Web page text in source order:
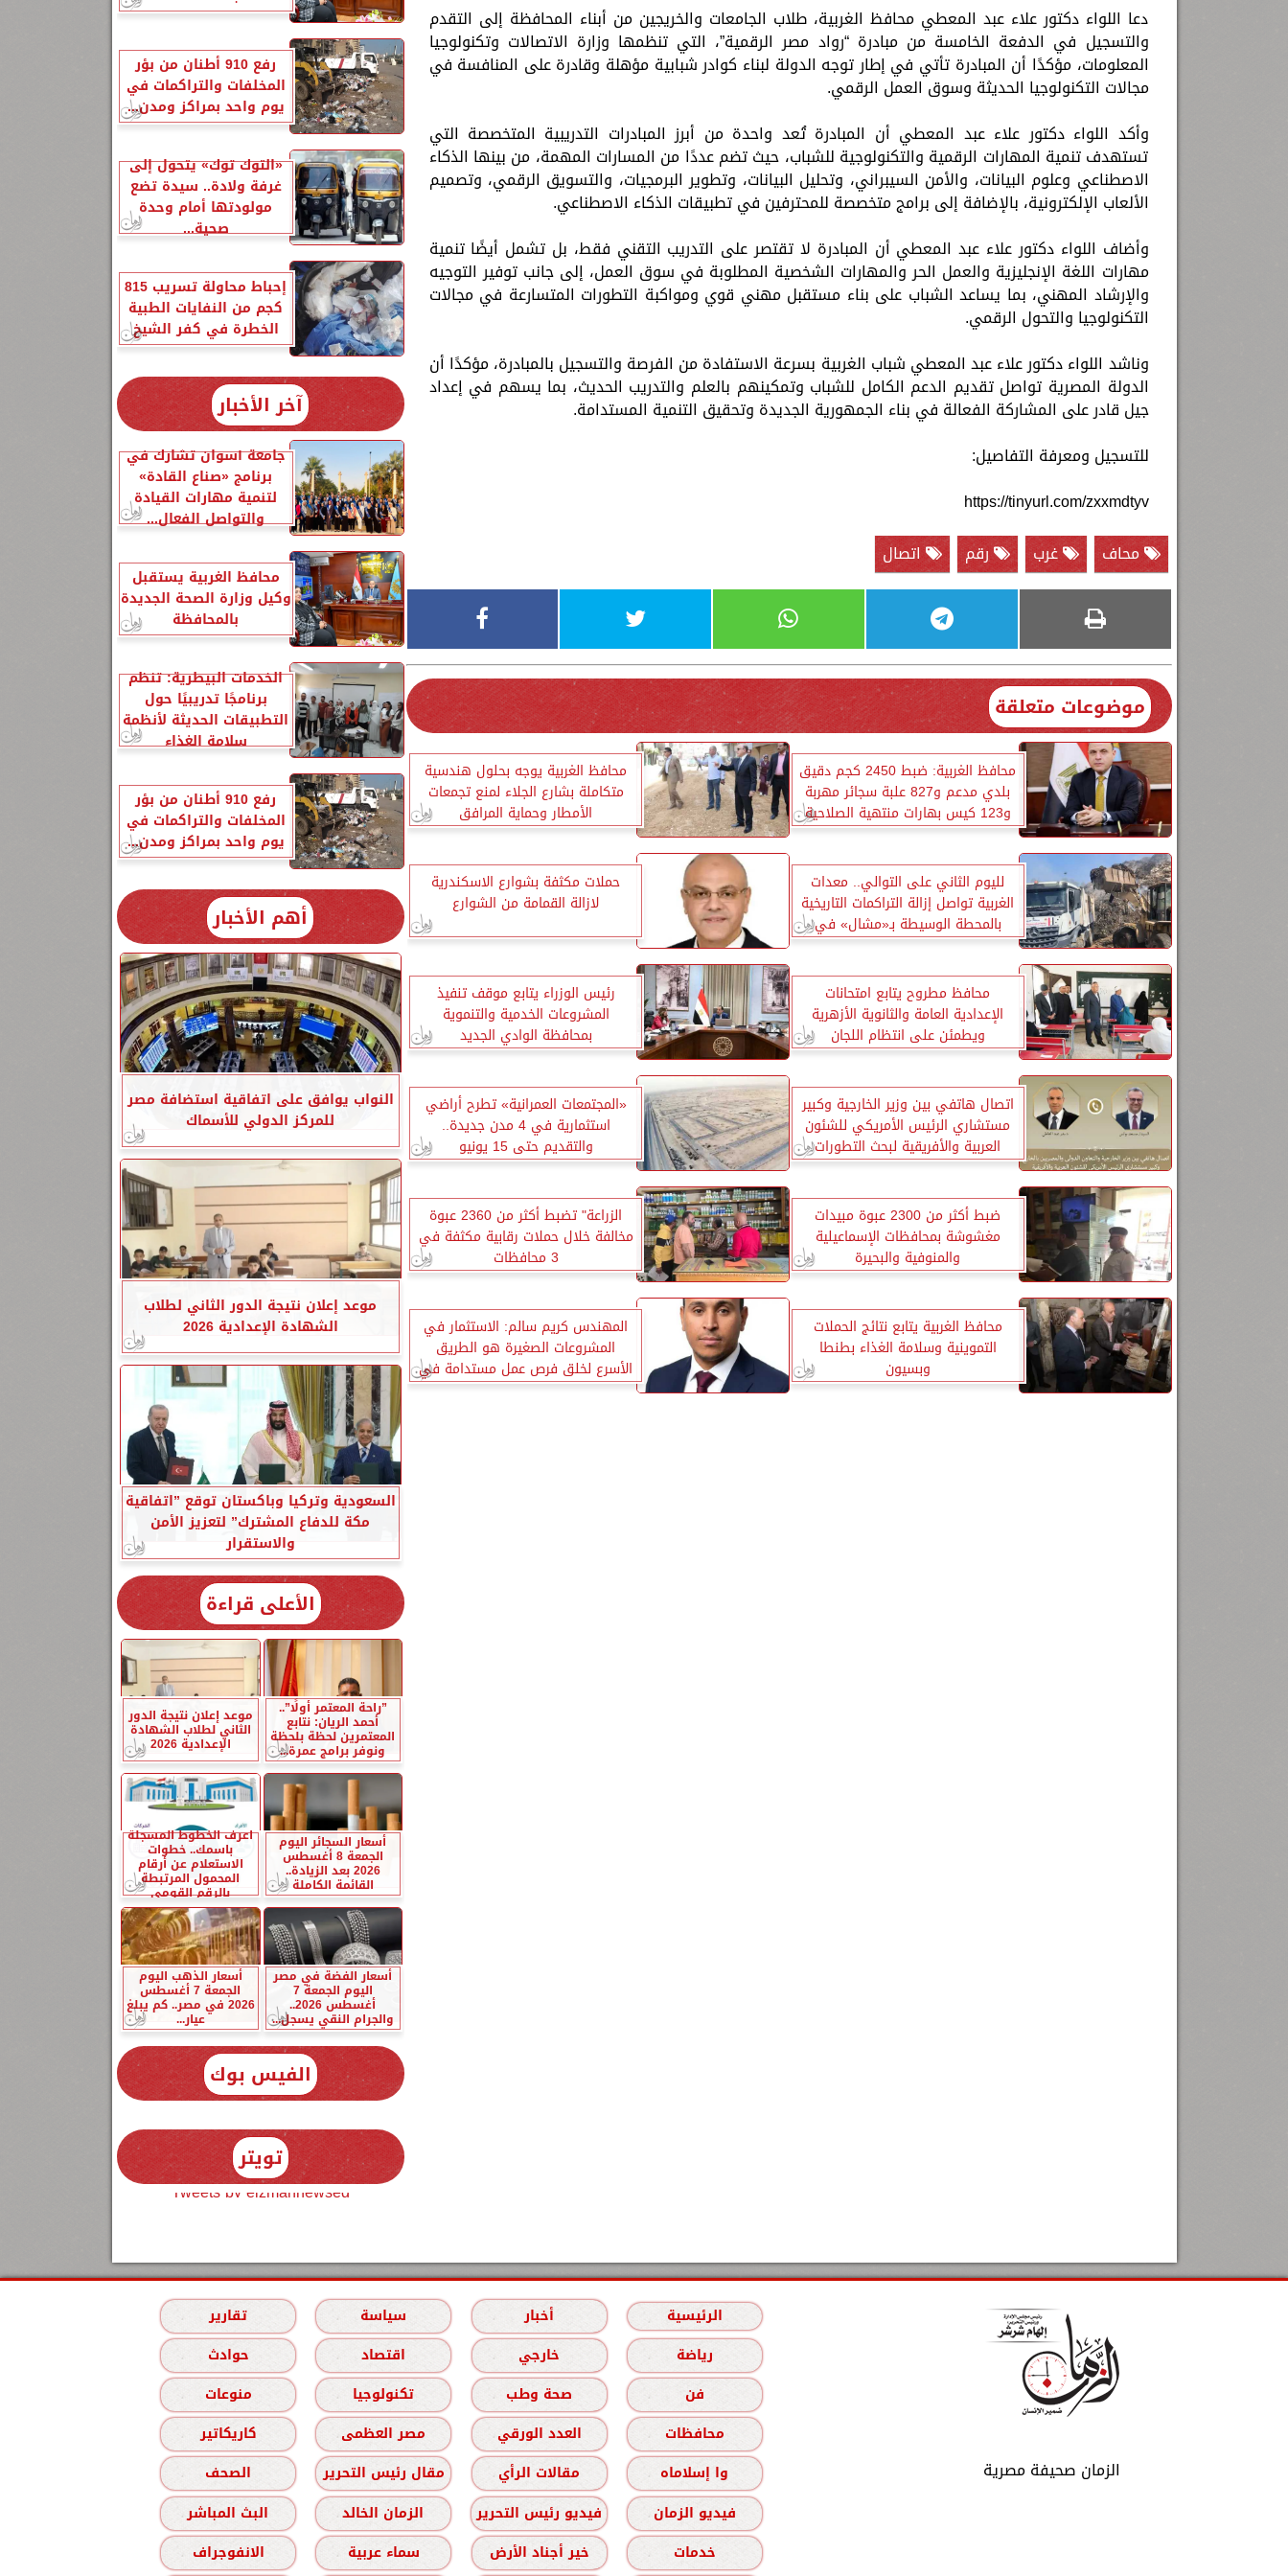
دعا اللواء دكتور علاء عبد المعطي محافظ الغربية، طلاب الجامعات والخريجين من أبناء المحافظة إلى التقدم
والتسجيل في الدفعة الخامسة من مبادرة “رواد مصر الرقمية”، التي تنظمها وزارة الاتصالات وتكنولوجيا
المعلومات، مؤكدًا أن المبادرة تأتي في إطار توجه الدولة لبناء كوادر شبابية مؤهلة وقادرة على المنافسة في
مجالات التكنولوجيا الحديثة وسوق العمل الرقمي.
وأكد اللواء دكتور علاء عبد المعطي أن المبادرة تُعد واحدة من أبرز المبادرات التدريبية المتخصصة التي
تستهدف تنمية المهارات الرقمية والتكنولوجية للشباب، حيث تضم عددًا من المسارات المهمة، من بينها الذكاء
الاصطناعي وعلوم البيانات، والأمن السيبراني، وتحليل البيانات، وتطوير البرمجيات، والتسويق الرقمي، وتصميم
الألعاب الإلكترونية، بالإضافة إلى برامج متخصصة للمحترفين في تطبيقات الذكاء الاصطناعي.
وأضاف اللواء دكتور علاء عبد المعطي أن المبادرة لا تقتصر على التدريب التقني فقط، بل تشمل أيضًا تنمية
مهارات اللغة الإنجليزية والعمل الحر والمهارات الشخصية المطلوبة في سوق العمل، إلى جانب توفير التوجيه
والإرشاد المهني، بما يساعد الشباب على بناء مستقبل مهني قوي ومواكبة التطورات المتسارعة في مجالات
التكنولوجيا والتحول الرقمي.
وناشد اللواء دكتور علاء عبد المعطي شباب الغربية بسرعة الاستفادة من الفرصة والتسجيل بالمبادرة، مؤكدًا أن
الدولة المصرية تواصل تقديم الدعم الكامل للشباب وتمكينهم بالعلم والتدريب الحديث، بما يسهم في إعداد
جيل قادر على المشاركة الفعالة في بناء الجمهورية الجديدة وتحقيق التنمية المستدامة.
للتسجيل ومعرفة التفاصيل:
https://tinyurl.com/zxxmdtyv
محاف
غرب رقم اتصال
موضوعات متعلقة
محافظ الغربية: ضبط 2450 كجم دقيق
بلدي مدعم و827 علبة سجائر مهربة
و123 كيس بهارات منتهية الصلاحية
محافظ الغربية يوجه بحلول هندسية
متكاملة بشارع الجلاء لمنع تجمعات
الأمطار وحماية المرافق
لليوم الثاني على التوالي.. معدات
الغربية تواصل إزالة التراكمات التاريخية
بالمحطة الوسيطة بـ«مشال» في
بسيون
حملات مكثفة بشوارع الاسكندرية
لازالة القمامة من الشوارع
محافظ مطروح يتابع امتحانات
الإعدادية العامة والثانوية الأزهرية
ويطمئن على انتظام اللجان
رئيس الوزراء يتابع موقف تنفيذ
المشروعات الخدمية والتنموية
بمحافظة الوادي الجديد
اتصال هاتفي بين وزير الخارجية وكبير
مستشاري الرئيس الأمريكي للشئون
العربية والأفريقية لبحث التطورات
الإقليمية
«المجتمعات العمرانية» تطرح أراضي
استثمارية في 4 مدن جديدة..
والتقديم حتى 15 يونيو
ضبط أكثر من 2300 عبوة مبيدات
مغشوشة بمحافظات الإسماعيلية
والمنوفية والبحيرة
الزراعة" تضبط أكثر من 2360 عبوة
مخالفة خلال حملات رقابية مكثفة في
3 محافظات
محافظ الغربية يتابع نتائج الحملات
التموينية وسلامة الغذاء بطنطا
وبسيون
المهندس كريم سالم: الاستثمار في
المشروعات الصغيرة هو الطريق
الأسرع لخلق فرص عمل مستدامة في
محافظات الصعيد
رفع 910 أطنان من بؤر
المخلفات والتراكمات في
يوم واحد بمراكز ومدن...
«التوك توك» يتحول إلى
غرفة ولادة.. سيدة تضع
مولودتها أمام وحدة
صحية...
إحباط محاولة تسريب 815
كجم من النفايات الطبية
الخطرة في كفر الشيخ
آخر الأخبار
جامعة أسوان تشارك في
برنامج «صناع القادة»
لتنمية مهارات القيادة
والتواصل الفعال...
محافظ الغربية يستقبل
وكيل وزارة الصحة الجديدة
بالمحافظة
الخدمات البيطرية: تنظم
برنامجًا تدريبيًا حول
التطبيقات الحديثة لأنظمة
سلامة الغذاء
رفع 910 أطنان من بؤر
المخلفات والتراكمات في
يوم واحد بمراكز ومدن...
أهم الأخبار
النواب يوافق على اتفاقية استضافة مصر
للمركز الدولي للأسماك
موعد إعلان نتيجة الدور الثاني لطلاب
الشهادة الإعدادية 2026
السعودية وتركيا وباكستان توقع ”اتفاقية
مكة للدفاع المشترك” لتعزيز الأمن
والاستقرار
الأعلى قراءة
”راحة المعتمر أولًا”..
أحمد الريان: نتابع
المعتمرين لحظة بلحظة
ونوفر برامج عمرة...
موعد إعلان نتيجة الدور
الثاني لطلاب الشهادة
الإعدادية 2026
أسعار السجائر اليوم
الجمعة 8 أغسطس
2026 بعد الزيادة..
القائمة الكاملة
اعرف الخطوط المسجلة
باسمك.. خطوات
الاستعلام عن أرقام
المحمول المرتبطة
بالرقم القومي
أسعار الفضة في مصر
اليوم الجمعة 7
أغسطس 2026..
والجرام النقي يسجل...
أسعار الذهب اليوم
الجمعة 7 أغسطس
2026 في مصر.. كم يبلغ
عيار...
الفيس بوك
تويتر
Tweets by elzmannewseg
الزمان صحيفة مصرية
الرئيسية أخبار سياسة
تقارير
رياضة
خارجي اقتصاد
حوادث
فن
صحة وطب تكنولوجيا
منوعات
محافظات
العدد الورقي مصر العظمى
كاريكاتير
وا إسلاماه
مقالات الرأي مقال رئيس التحرير
الصحف
فيديو الزمان
فيديو رئيس التحرير الزمان الخالد
البث المباشر
خدمات
خير أجناد الأرض سماء عربية الانفوجراف